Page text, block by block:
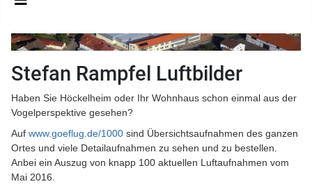
Stefan Rampfel Luftbilder
Haben Sie Höckelheim oder Ihr Wohnhaus schon einmal aus der
Vogelperspektive gesehen?
Auf www.goeflug.de/1000 sind Übersichtsaufnahmen des ganzen
Ortes und viele Detailaufnahmen zu sehen und zu bestellen.
Anbei ein Auszug von knapp 100 aktuellen Luftaufnahmen vom
Mai 2016.